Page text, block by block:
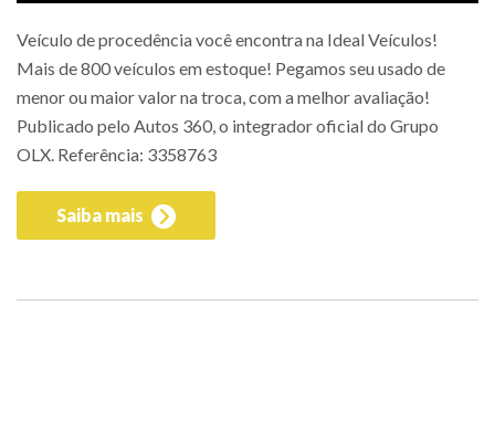
Veículo de procedência você encontra na Ideal Veículos!
Mais de 800 veículos em estoque! Pegamos seu usado de
menor ou maior valor na troca, com a melhor avaliação!
Publicado pelo Autos 360, o integrador oficial do Grupo
OLX. Referência: 3358763
Saiba mais